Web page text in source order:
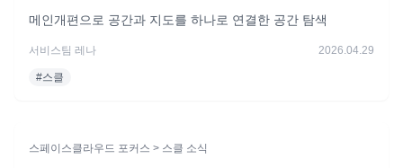
메인개편으로 공간과 지도를 하나로 연결한 공간 탐색
서비스팀 레나 2026.04.29
#스클
스페이스클라우드 포커스 > 스클 소식